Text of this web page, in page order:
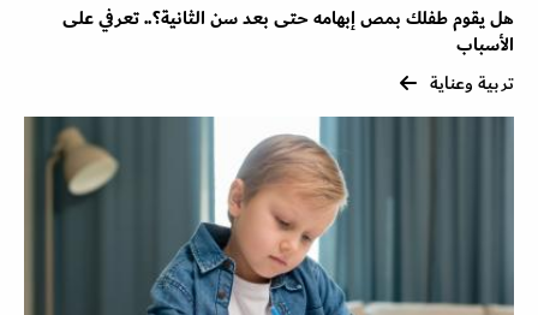
هل يقوم طفلك بمص إبهامه حتى بعد سن الثانية؟.. تعرفي على
الأسباب
تربية وعناية